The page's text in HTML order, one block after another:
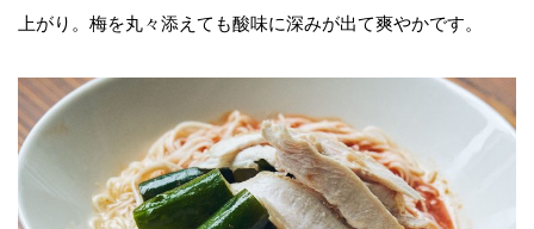
上がり。梅を丸々添えても酸味に深みが出て爽やかです。